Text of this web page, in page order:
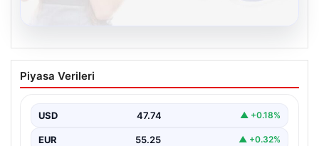
Kelebek sohbet platformu İle Dijital
İletişimin Sertifikalı Adresi Ve Chat
Sanal ortamında kullanıcıların güvenli bir biçimde iletişim
Piyasa Verileri
USD 47.74 ▲ +0.18%
EUR 55.25 ▲ +0.32%